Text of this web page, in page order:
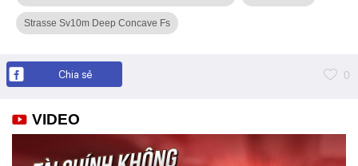
Strasse Sv10m Deep Concave Fs
Chia sẻ 0
VIDEO